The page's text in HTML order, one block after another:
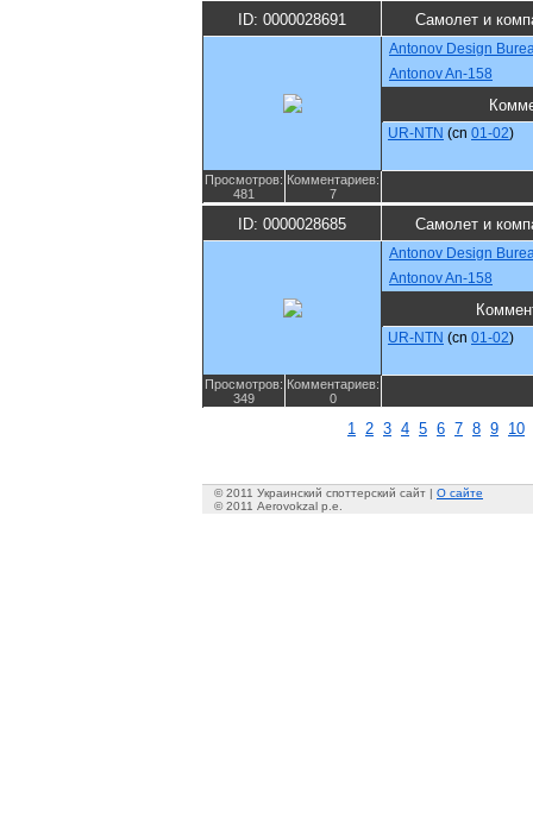
ID: 0000028691 Самолет и
Antonov Design
Antonov An-158
UR-NTN (cn 01-02)
Просмотров:
481
Комментариев:
7
ID: 0000028685 Самолет и
Antonov Design
Antonov An-158
UR-NTN (cn 01-02)
Просмотров:
349
Комментариев:
0
1 2 3 4 5 6 7 8 9 10
© 2011 Украинский споттерский сайт | О сайте
© 2011 Aerovokzal p.e.